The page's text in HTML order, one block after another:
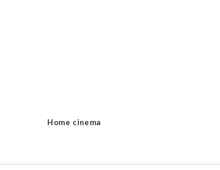
Home cinema